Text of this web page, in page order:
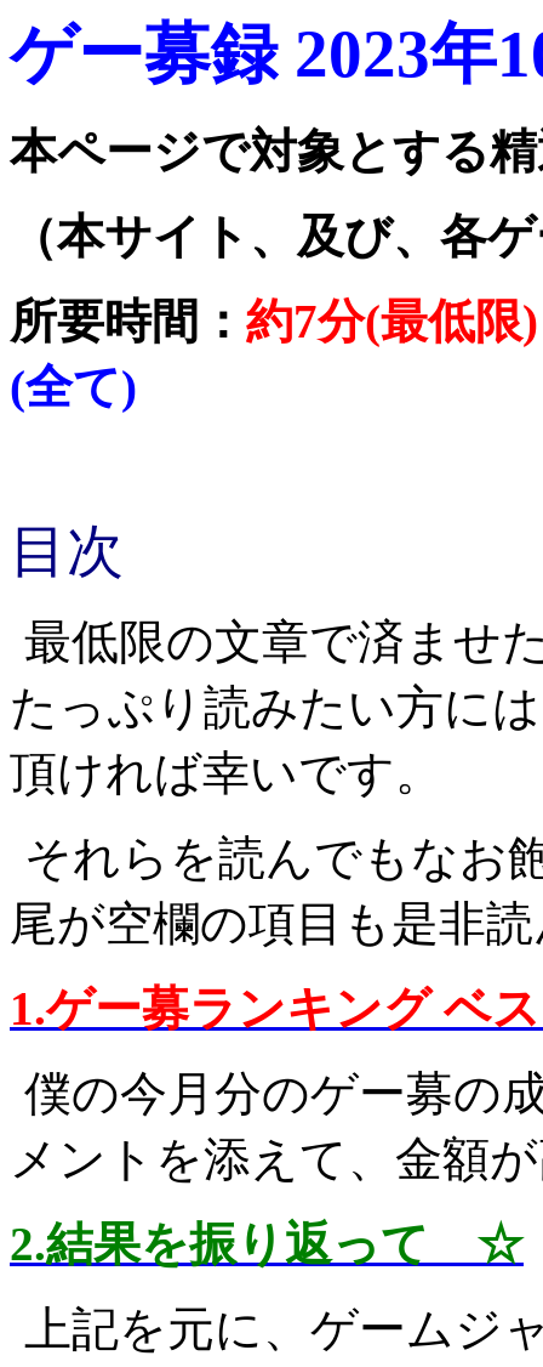
ゲー募録 2023年
本ページで対象とす
（本サイト、及び、各
所要時間： 約7分(最低限)
(全て)
目次
最低限の文章で済ませ
たっぷり読みたい方に
頂ければ幸いです。
それらを読んでもなお
尾が空欄の項目も是非
1.ゲー募ランキング
僕の今月分のゲー募の
メントを添えて、金額
2.結果を振り返って ☆
上記を元に、ゲームジ